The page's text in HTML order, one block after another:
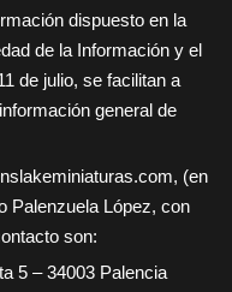
dispuesto en la
de la Información y el
de julio, se facilitan a
general de
, (en
Palenzuela López, con
son:
5 – 34003 Palencia